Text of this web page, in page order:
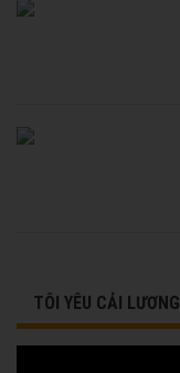
TÔI YÊU CẢI LƯƠNG